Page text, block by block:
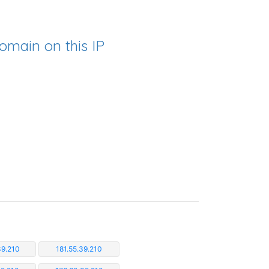
on this IP
181.55.39.210